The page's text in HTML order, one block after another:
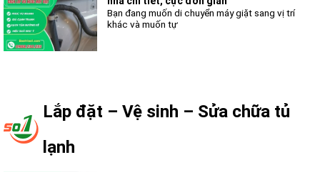
Bạn đang muốn di chuyển máy giặt sang vị trí
khác và muốn tự
Lắp đặt – Vệ sinh – Sửa chữa tủ
lạnh